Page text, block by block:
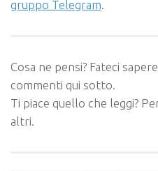
gruppo Telegram
Cosa ne pensi? Fateci
commenti qui sotto.
Ti piace quello che leggi?
altri.